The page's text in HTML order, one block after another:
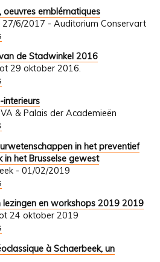
oeuvres emblématiques
27/6/2017 - Auditorium Conservart
de Stadwinkel 2016
29 oktober 2016.
& Palais der Academieën
in het preventief
in het Brusselse gewest
- 01/02/2019
lezingen en workshops 2019 2019
24 oktober 2019
à Schaerbeek, un